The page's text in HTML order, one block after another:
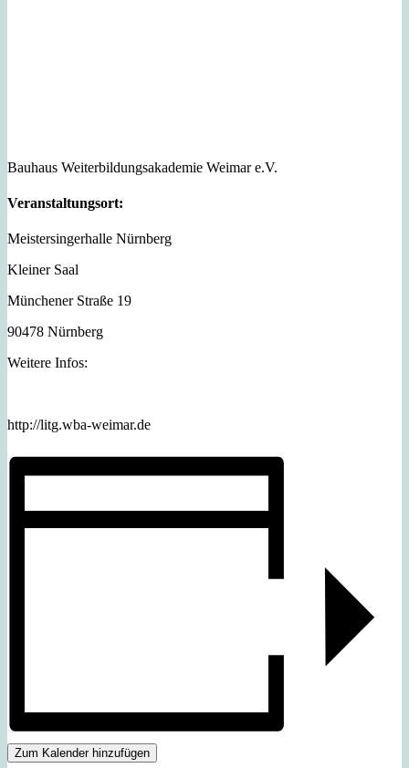
Bauhaus Weiterbildungsakademie Weimar e.V.
Veranstaltungsort:
Meistersingerhalle Nürnberg
Kleiner Saal
Münchener Straße 19
90478 Nürnberg
Weitere Infos:
http://litg.wba-weimar.de
Zum Kalender hinzufügen